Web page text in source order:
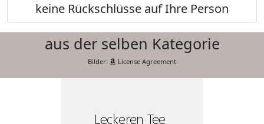
keine Rückschlüsse auf Ihre Person
aus der selben Kategorie
Bilder: License Agreement